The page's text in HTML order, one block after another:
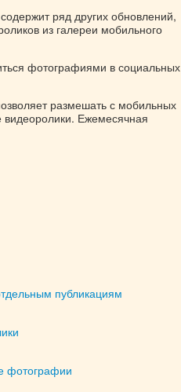
ряд других обновлений,
из галереи мобильного
фотографиями в социальных
размешать с мобильных
видеоролики. Ежемесячная
публикациям
фотографии